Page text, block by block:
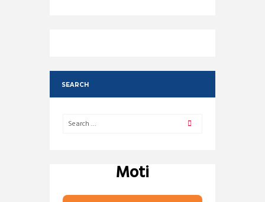
SEARCH
Moti